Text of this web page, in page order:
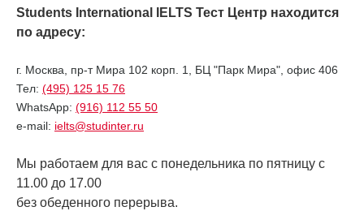
Students International IELTS Тест Центр находится
по адресу:
г. Москва, пр-т Мира 102 корп. 1, БЦ "Парк Мира", офис 406
Тел: (495) 125 15 76
WhatsApp: (916) 112 55 50
e-mail: ielts@studinter.ru
Мы работаем для вас с понедельника по пятницу с
11.00 до 17.00
без обеденного перерыва.